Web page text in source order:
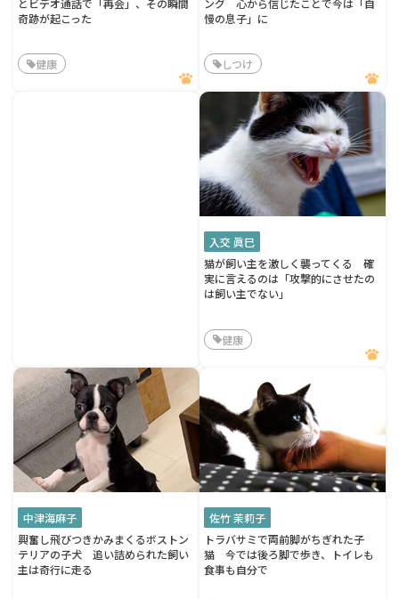
奇跡が起こった
健康
慢の息子」に
しつけ
入交 眞巳
猫が飼い主を激しく襲ってくる 確
実に言えるのは「攻撃的にさせたの
は飼い主でない」
健康
中津海麻子
興奮し飛びつきかみまくるボストン
テリアの子犬 追い詰められた飼い
主は奇行に走る
佐竹 茉莉子
トラバサミで両前脚がちぎれた子
猫 今では後ろ脚で歩き、トイレも
食事も自分で